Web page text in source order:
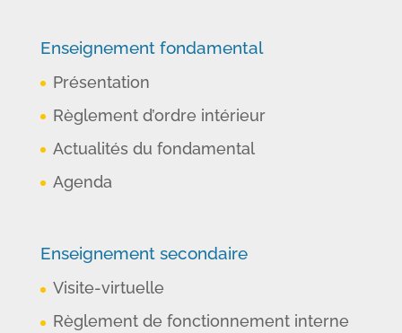
Enseignement fondamental
Présentation
Règlement d’ordre intérieur
Actualités du fondamental
Agenda
Enseignement secondaire
Visite-virtuelle
Règlement de fonctionnement interne